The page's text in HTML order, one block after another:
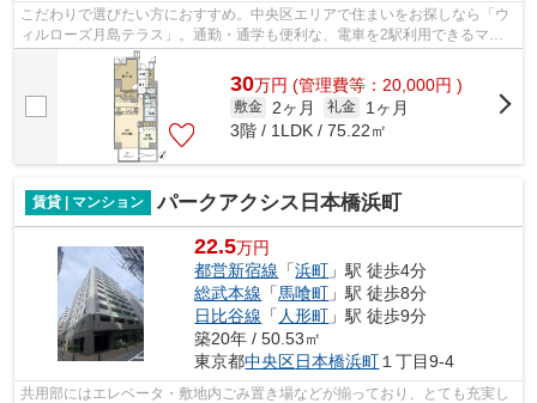
こだわりで選びたい方におすすめ。中央区エリアで住まいをお探しなら「ウ
ィルローズ月島テラス」。通勤・通学も便利な、電車を2駅利用できるマン
ションです。こちらの物件にはエレベー...
30万円 (管理費等：20,000円 )
敷金 2ヶ月 礼金
1ヶ月
3階 / 1LDK / 75.22㎡
賃貸 | マンション パークアクシス日本橋浜町
22.5万円
都営新宿線 「浜町 」駅 徒歩4分
総武本線 「馬喰町 」駅 徒歩8分
日比谷線 「 人形町 」駅 徒歩9分
築20年 / 50.53㎡
東京都中央区日本橋浜町 １丁目9-4
共用部にはエレベータ・敷地内ごみ置き場などが揃っており、とても充実し